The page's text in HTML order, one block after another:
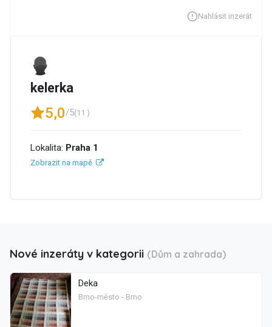
Nahlásit inzerát
kelerka
5,0/5(11 )
Lokalita: Praha 1
Zobrazit na mapě
Nové inzeráty v kategorii (Dům a zahrada)
Deka
Brno-město - Brno